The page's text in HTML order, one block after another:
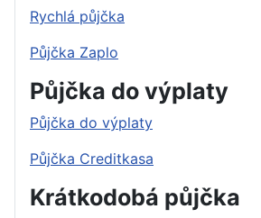
Rychlá půjčka
Půjčka Zaplo
Půjčka do výplaty
Půjčka do výplaty
Půjčka Creditkasa
Krátkodobá půjčka